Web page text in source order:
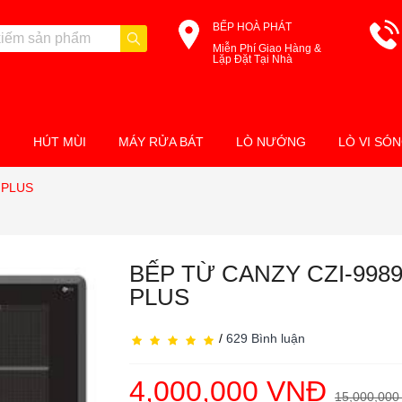
BẾP HOÀ PHÁT
Miễn Phí Giao Hàng &
Lặp Đặt Tại Nhà
HÚT MÙI MÁY RỬA BÁT LÒ NƯỚNG LÒ VI
BẾP TỪ CANZY CZI-9989
PLUS
/ 629 Bình luận
4,000,000 VNĐ